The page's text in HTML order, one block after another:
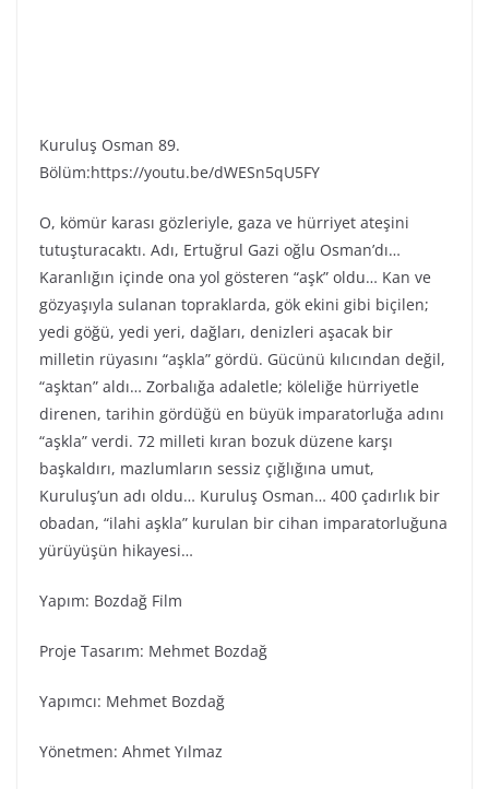
Kuruluş Osman 89.
Bölüm:https://youtu.be/dWESn5qU5FY
O, kömür karası gözleriyle, gaza ve hürriyet ateşini
tutuşturacaktı. Adı, Ertuğrul Gazi oğlu Osman’dı…
Karanlığın içinde ona yol gösteren “aşk” oldu… Kan ve
gözyaşıyla sulanan topraklarda, gök ekini gibi biçilen;
yedi göğü, yedi yeri, dağları, denizleri aşacak bir
milletin rüyasını “aşkla” gördü. Gücünü kılıcından değil,
“aşktan” aldı… Zorbalığa adaletle; köleliğe hürriyetle
direnen, tarihin gördüğü en büyük imparatorluğa adını
“aşkla” verdi. 72 milleti kıran bozuk düzene karşı
başkaldırı, mazlumların sessiz çığlığına umut,
Kuruluş’un adı oldu… Kuruluş Osman… 400 çadırlık bir
obadan, “ilahi aşkla” kurulan bir cihan imparatorluğuna
yürüyüşün hikayesi…
Yapım: Bozdağ Fi̇lm
Proje Tasarım: Mehmet Bozdağ
Yapımcı: Mehmet Bozdağ
Yönetmen: Ahmet Yılmaz